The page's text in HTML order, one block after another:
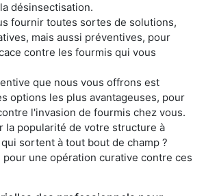
désinsectisation.
fournir toutes sortes de solutions,
mais aussi préventives, pour
contre les fourmis qui vous
que nous vous offrons est
options les plus avantageuses, pour
l'invasion de fourmis chez vous.
la popularité de votre structure à
sortent à tout bout de champ ?
pour une opération curative contre ces